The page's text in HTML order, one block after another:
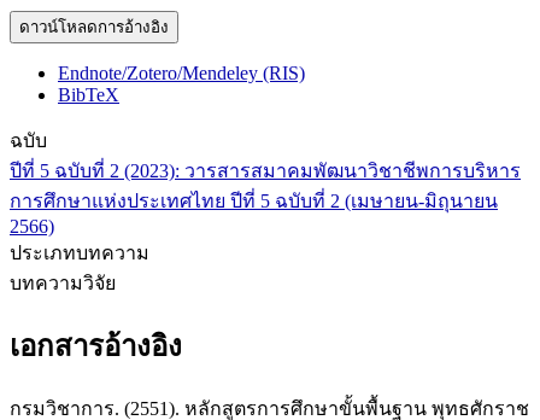
ดาวน์โหลดการอ้างอิง
Endnote/Zotero/Mendeley (RIS)
BibTeX
ฉบับ
ปีที่ 5 ฉบับที่ 2 (2023): วารสารสมาคมพัฒนาวิชาชีพการบริหาร
การศึกษาแห่งประเทศไทย ปีที่ 5 ฉบับที่ 2 (เมษายน-มิถุนายน
2566)
ประเภทบทความ
บทความวิจัย
เอกสารอ้างอิง
กรมวิชาการ. (2551). หลักสูตรการศึกษาขั้นพื้นฐาน พุทธศักราช